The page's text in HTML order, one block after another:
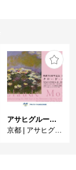
アサヒグループ大山崎山荘美術館 開館30周年記念展「没後100年 クロード・モネ」
京都 | アサヒグループ大山崎山荘美術館